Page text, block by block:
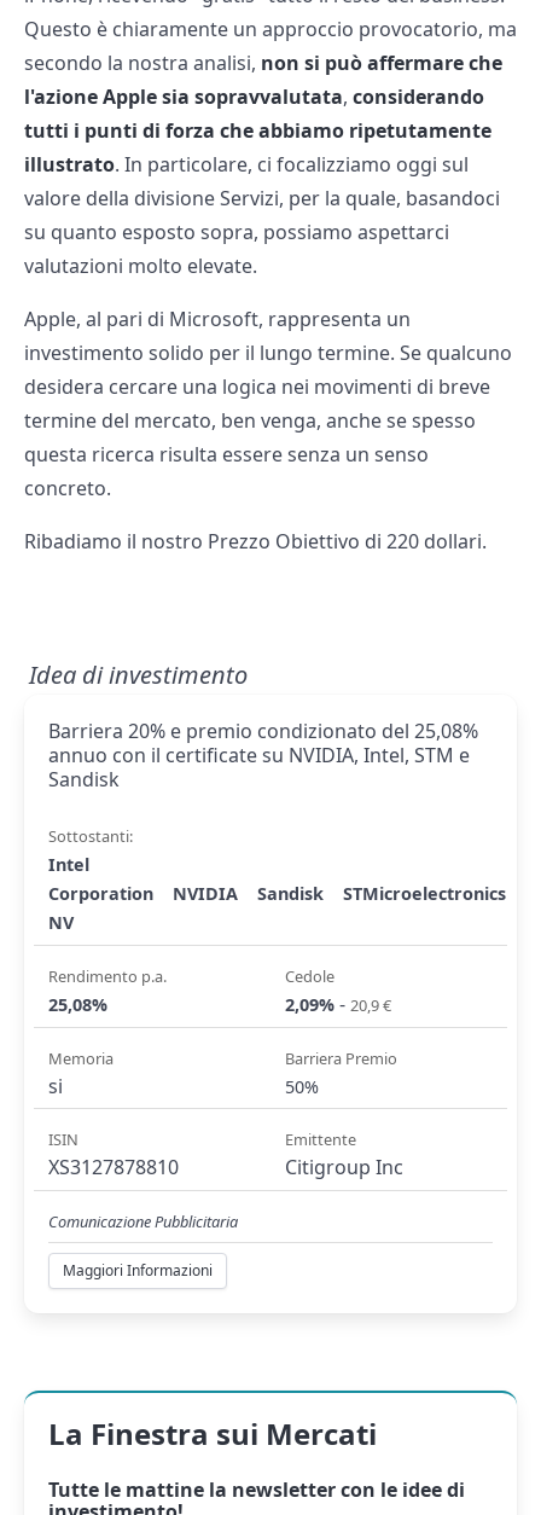
Questo è chiaramente un approccio provocatorio, ma
secondo la nostra analisi, non si può affermare che
l'azione Apple sia sopravvalutata, considerando
tutti i punti di forza che abbiamo ripetutamente
illustrato. In particolare, ci focalizziamo oggi sul
valore della divisione Servizi, per la quale, basandoci
su quanto esposto sopra, possiamo aspettarci
valutazioni molto elevate.
Apple, al pari di Microsoft, rappresenta un
investimento solido per il lungo termine. Se qualcuno
desidera cercare una logica nei movimenti di breve
termine del mercato, ben venga, anche se spesso
questa ricerca risulta essere senza un senso
concreto.
Ribadiamo il nostro Prezzo Obiettivo di 220 dollari.
Idea di investimento
Barriera 20% e premio condizionato del 25,08%
annuo con il certificate su NVIDIA, Intel, STM e
Sandisk
Sottostanti:
Intel
Corporation
NVIDIA Sandisk
STMicroelectronics
NV
Rendimento p.a.
25,08%
Cedole
2,09% - 20,9 €
Memoria
si
Barriera Premio
50%
ISIN
XS3127878810
Emittente
Citigroup Inc
Comunicazione Pubblicitaria
Maggiori Informazioni
La Finestra sui Mercati
Tutte le mattine la newslettercon le idee di